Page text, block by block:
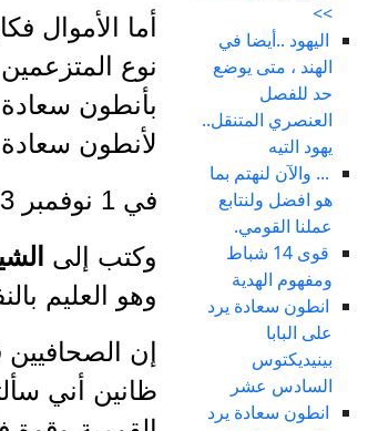
>>
اليهود ..أيضا في
الهند ، متى يوضع
حد للفصل
العنصري المتنقل..
يهود التيه
... والآن لنهتم بما
هو افضل ولنتابع
عملنا القومي.
قوى 14 شباط
ومفهوم الهدية
انطون سعادة يرد
على البابا
بينيديكتوس
السادس عشر
انطون سعادة يرد
أما الأموال
نوع
بأنطون
لأنطون سعادة
في 1 نوفمبر 1943 من رسالة الزعيم الى جميل شوحي
وكتب إلى
وهو العليم
إن
ظانين أني